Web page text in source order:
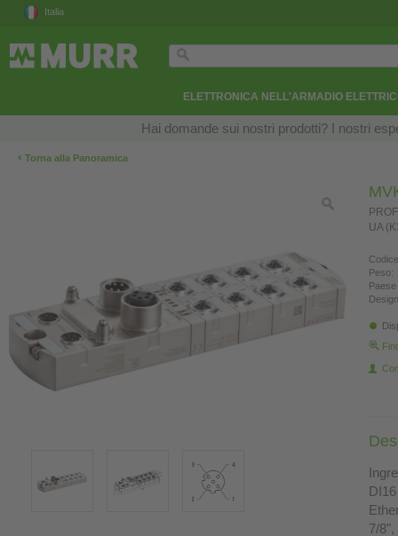
Italia
ELETTRONICA NELL'ARMADIO
Hai domande sui nostri prodotti? I nostri
‹ Torna alla Panoramica
UA
Peso:
7/